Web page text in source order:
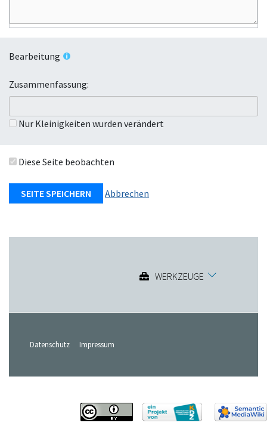
Bearbeitung
Zusammenfassung:
Nur Kleinigkeiten wurden verändert
Diese Seite beobachten
Abbrechen
WERKZEUGE
Datenschutz Impressum